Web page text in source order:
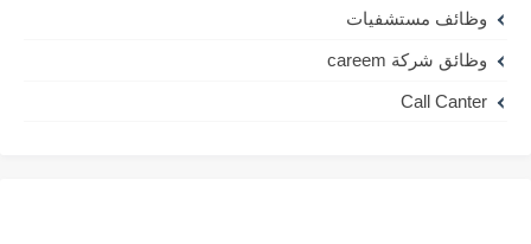
وظائف مستشفيات
وظائق شركة careem
Call Canter